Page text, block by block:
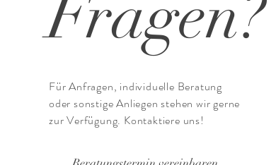
Fragen?
Für Anfragen, individuelle Beratung
oder sonstige Anliegen stehen wir gerne
zur Verfügung. Kontaktiere uns!